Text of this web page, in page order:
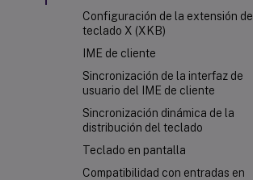
Configuración de la extensión de
teclado X (XKB)
IME de cliente
Sincronización de la interfaz de
usuario del IME de cliente
Sincronización dinámica de la
distribución del teclado
Teclado en pantalla
Compatibilidad con entradas en